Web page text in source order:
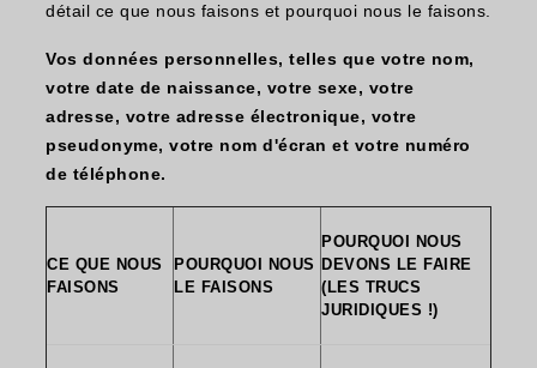
détail ce que nous faisons et pourquoi nous le faisons.
Vos données personnelles, telles que votre nom,
votre date de naissance, votre sexe, votre
adresse, votre adresse électronique, votre
pseudonyme, votre nom d'écran et votre numéro
de téléphone.
CE QUE NOUS
FAISONS
POURQUOI NOUS
LE FAISONS
POURQUOI NOUS
DEVONS LE FAIRE
(LES TRUCS
JURIDIQUES !)